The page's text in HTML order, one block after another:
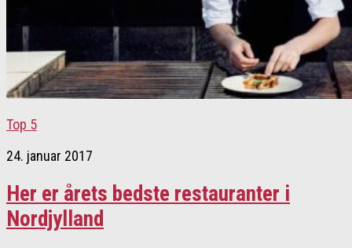
Top 5
24. januar 2017
Her er årets bedste restauranter i
Nordjylland